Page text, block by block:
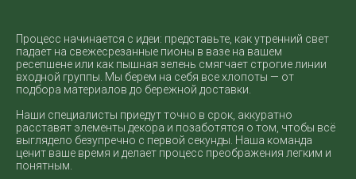
Процесс начинается с идеи: представьте, как утренний свет
падает на свежесрезанные пионы в вазе на вашем
ресепшене или как пышная зелень смягчает строгие линии
входной группы. Мы берем на себя все хлопоты — от
подбора материалов до бережной доставки.
Наши специалисты приедут точно в срок, аккуратно
расставят элементы декора и позаботятся о том, чтобы всё
выглядело безупречно с первой секунды. Наша команда
ценит ваше время и делает процесс преображения легким и
понятным.